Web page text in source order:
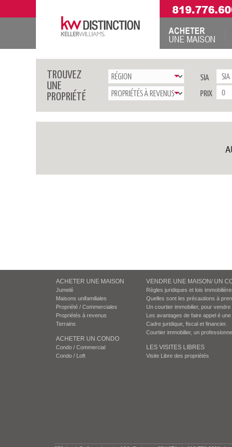
ACHETER
UNE MAISON
TROUVEZ
UNE
PROPRIÉTÉ
SIA
PRIX
ACHETER UNE MAISON
Jumelé
Maisons unifamiliales
Propriété / Commerciales
Propriétés à revenus
Terrains
ACHETER UN CONDO
Condo / Commercial
Condo / Loft
VENDRE UNE MAISON/ UN
Règles juridiques et lois
Quelles sont les précautions à
Un courtier immobilier, pour vendre
Les avantages de faire appel é une
Cadre juridique, fiscal et financier.
Courtier immobilier, un
LES VISITES LIBRES
Visite Libre des propriétés